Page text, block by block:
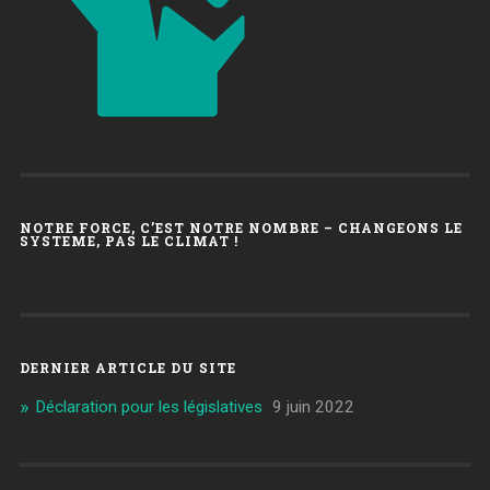
NOTRE FORCE, C’EST NOTRE NOMBRE – CHANGEONS LE
SYSTEME, PAS LE CLIMAT !
DERNIER ARTICLE DU SITE
Déclaration pour les législatives 9 juin 2022